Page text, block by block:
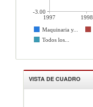
1997 1998
Maquinaria y...
Todos los...
-3.00
VISTA DE CUADRO